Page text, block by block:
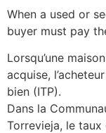
When a used or
buyer must pay
Lorsqu’une
acquise,
bien (ITP).
Dans la
Torrevieja, le